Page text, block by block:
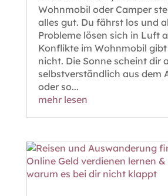
Wohnmobil oder Camper
alles gut. Du fährst los und
Probleme lösen sich in Luft
Konflikte im Wohnmobil gibt
nicht. Die Sonne scheint dir
selbstverständlich aus dem
oder so...
mehr lesen